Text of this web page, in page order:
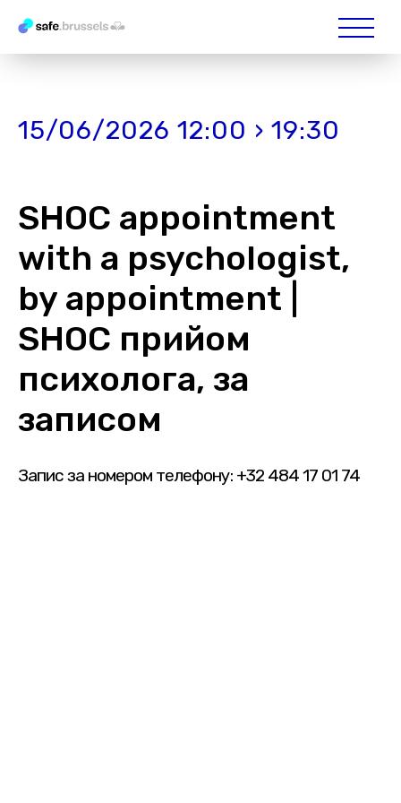
15/06/2026 12:00 › 19:30
SHOC appointment
with a psychologist,
by appointment |
SHOC прийом
психолога, за
записом
Запис за номером телефону: +32 484 17 01 74